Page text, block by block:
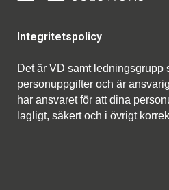
Integritetspolicy
Det är VD samt ledningsgrupp
personuppgifter och är
har ansvaret för att dina
lagligt, säkert och i övrigt